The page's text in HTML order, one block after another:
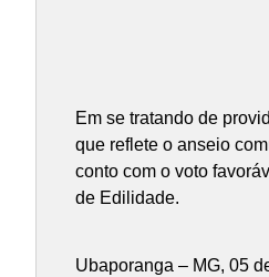
Em se tratando de
que reflete o anseio
conto com o voto
de Edilidade.
Ubaporanga – MG, 05